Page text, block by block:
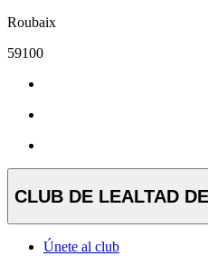
Roubaix
59100
CLUB DE LEALTAD
Únete al club